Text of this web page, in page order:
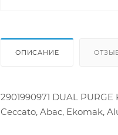
ОПИСАНИЕ
2901990971 DUAL
Ceccato, Abac, Ekomak,